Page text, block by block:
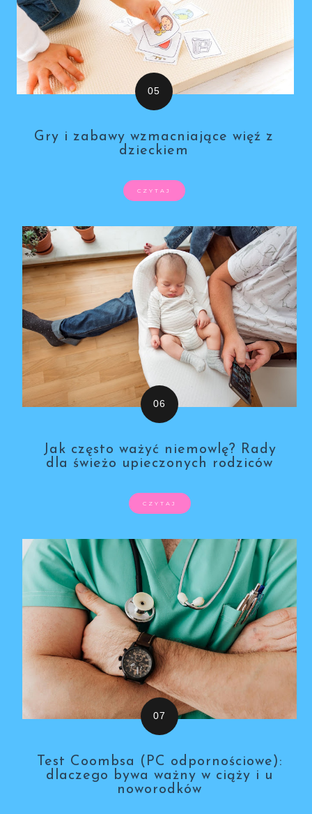
Gry i zabawy wzmacniające więź z
dzieckiem
CZYTAJ
Jak często ważyć niemowlę? Rady
dla świeżo upieczonych rodziców
CZYTAJ
Test Coombsa (PC odpornościowe):
dlaczego bywa ważny w ciąży i u
noworodków